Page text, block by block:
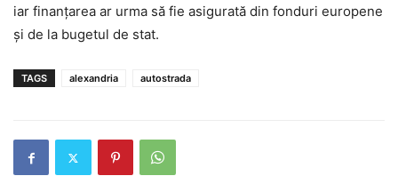
iar finanțarea ar urma să fie asigurată din fonduri europene
și de la bugetul de stat.
TAGS alexandria autostrada